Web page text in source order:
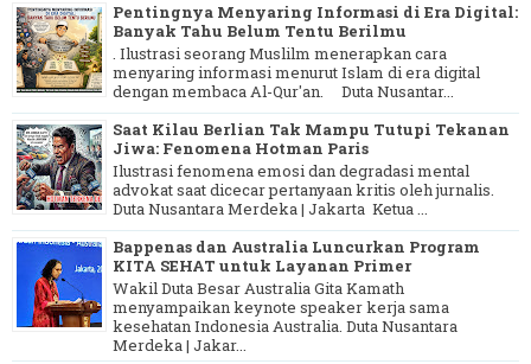
Pentingnya Menyaring Informasi di Era Digital:
Banyak Tahu Belum Tentu Berilmu
. Ilustrasi seorang Muslilm menerapkan cara
menyaring informasi menurut Islam di era digital
dengan membaca Al-Qur'an. Duta Nusantar...
Saat Kilau Berlian Tak Mampu Tutupi Tekanan
Jiwa: Fenomena Hotman Paris
Ilustrasi fenomena emosi dan degradasi mental
advokat saat dicecar pertanyaan kritis oleh jurnalis.
Duta Nusantara Merdeka | Jakarta Ketua ...
Bappenas dan Australia Luncurkan Program
KITA SEHAT untuk Layanan Primer
Wakil Duta Besar Australia Gita Kamath
menyampaikan keynote speaker kerja sama
kesehatan Indonesia Australia. Duta Nusantara
Merdeka | Jakar...